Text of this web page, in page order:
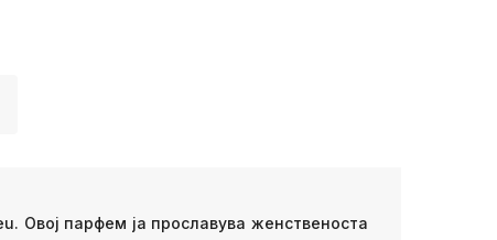
Овој парфем ја прославува женственоста